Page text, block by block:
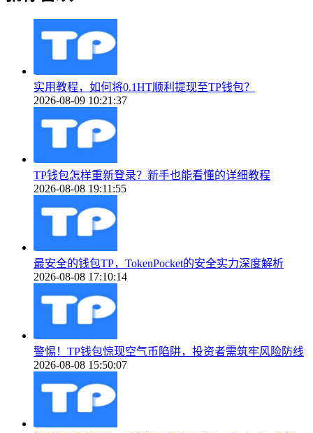
实用教程，如何将0.1HT顺利提现至TP钱包？
2026-08-09 10:21:37
TP钱包怎样重新登录？新手也能看懂的详细教程
2026-08-08 19:11:55
最安全的钱包TP，TokenPocket的安全实力深度解析
2026-08-08 17:10:14
警惕！TP钱包惊现空气币陷阱，投资者需筑牢风险防线
2026-08-08 15:50:07